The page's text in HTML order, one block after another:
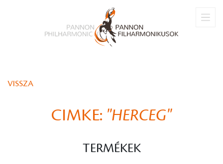
VISSZA
CIMKE: "HERCEG"
TERMÉKEK